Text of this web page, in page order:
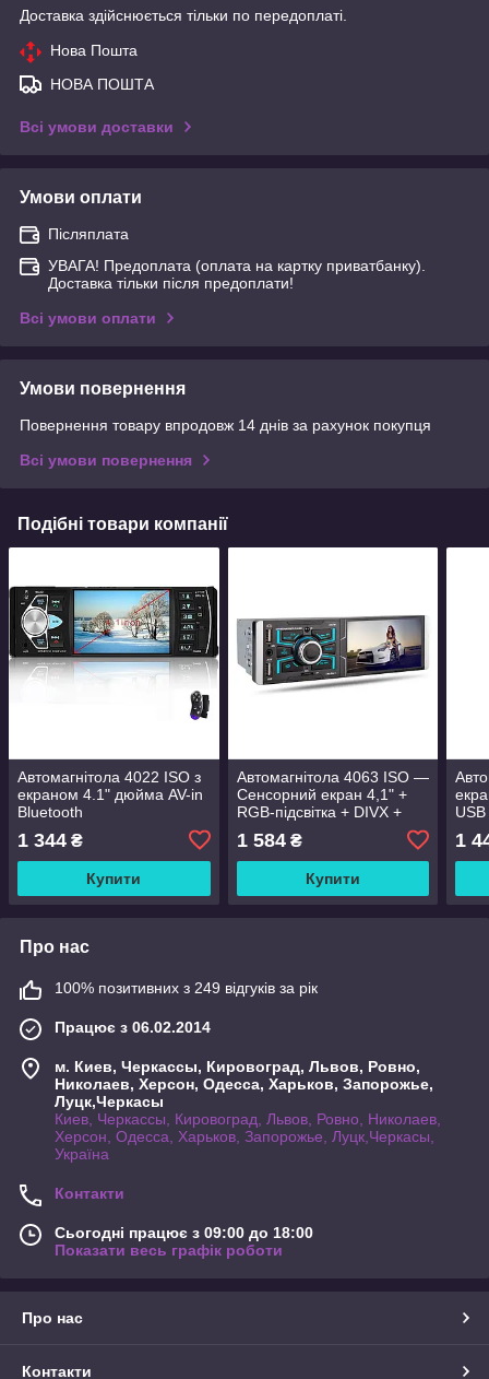
Доставка здійснюється тільки по передоплаті.
Нова Пошта
НОВА ПОШТА
Всі умови доставки
Умови оплати
Післяплата
УВАГА! Предоплата (оплата на картку приватбанку).
Доставка тільки після предоплати!
Всі умови оплати
Умови повернення
Повернення товару впродовж 14 днів за рахунок покупця
Всі умови повернення
Подібні товари компанії
Автомагнітола 4022 ISO з
екраном 4.1" дюйма AV-in
Bluetooth
1 344 ₴
Купити
Автомагнітола 4063 ISO —
Сенсорний екран 4,1" +
RGB-підсвітка + DIVX +
MP3 + USB + Bluetooth +
AV-in
1 584₴
Купити
1
Про нас
100% позитивних з 249 відгуків за рік
Працює з 06.02.2014
м. Киев, Черкассы, Кировоград, Львов, Ровно,
Николаев, Херсон, Одесса, Харьков, Запорожье,
Луцк,Черкасы
Киев, Черкассы, Кировоград, Львов, Ровно, Николаев,
Херсон, Одесса, Харьков, Запорожье, Луцк,Черкасы,
Україна
Контакти
Сьогодні працює з 09:00 до 18:00
Показати весь графік роботи
Про нас
Контакти